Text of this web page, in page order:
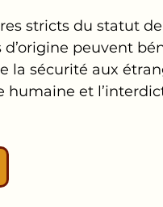
stricts du statut
peuvent
la sécurité aux
humaine et